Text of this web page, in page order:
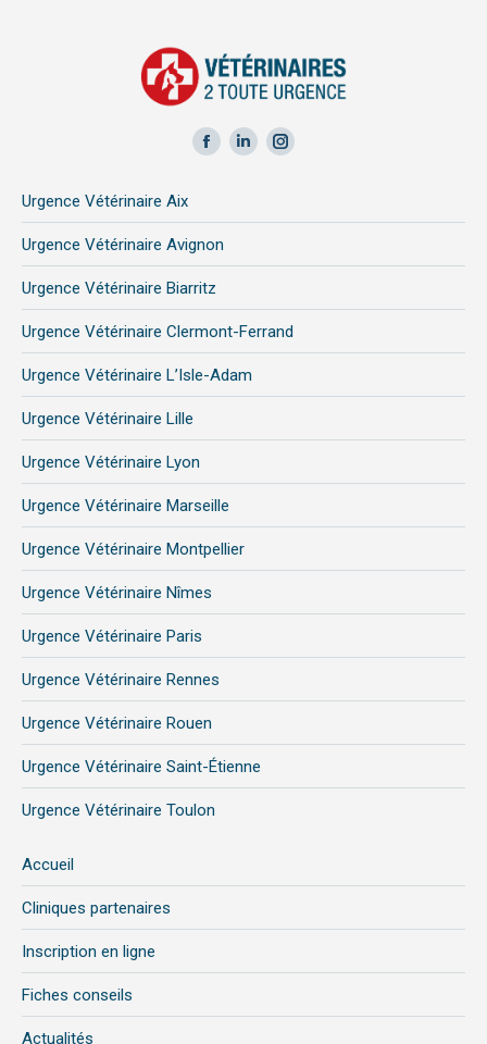
Facebook
in
new
window
LinkedIn
new
Instagram
new
Urgence Vétérinaire Aix
Urgence Vétérinaire Avignon
Urgence Vétérinaire Biarritz
Urgence Vétérinaire Clermont-Ferrand
Urgence Vétérinaire L’Isle-Adam
Urgence Vétérinaire Lille
Urgence Vétérinaire Lyon
Urgence Vétérinaire Marseille
Urgence Vétérinaire Montpellier
Urgence Vétérinaire Nîmes
Urgence Vétérinaire Paris
Urgence Vétérinaire Rennes
Urgence Vétérinaire Rouen
Urgence Vétérinaire Saint-Étienne
Urgence Vétérinaire Toulon
Accueil
Cliniques partenaires
Inscription en ligne
Fiches conseils
Actualités